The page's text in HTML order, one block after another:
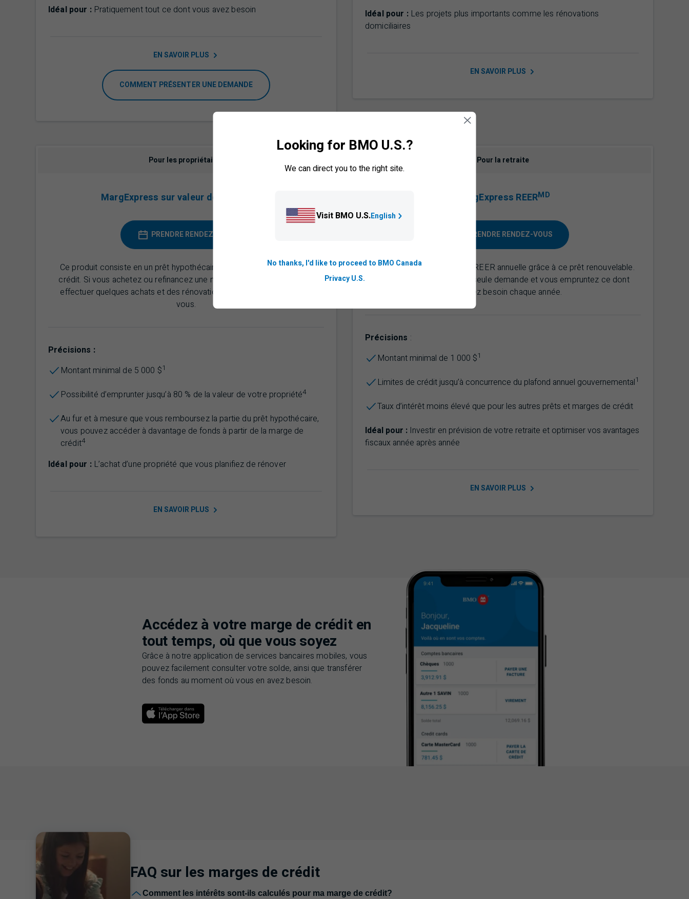
Idéal pour : Pratiquement tout ce dont vous avez besoin
EN SAVOIR PLUS
COMMENT PRÉSENTER UNE DEMANDE
Idéal pour :Les projets plus importants comme les rénovations
domiciliaires
EN SAVOIR PLUS
Pour les propriétaires
MargExpress sur valeur domiciliaire
PRENDRE RENDEZ-VOUS
Ce produit consiste en un prêt hypothécaire combiné à une marge de
crédit. Si vous achetez ou refinancez une maison – et que vous devez
effectuer quelques achats et des rénovations – cette marge est pour
vous.
Précisions :
Montant minimal de 5 000 $1
Possibilité d’emprunter jusqu’à 80 % de la valeur de votre propriété4
Au fur et à mesure que vous remboursez la partie du prêt hypothécaire,
vous pouvez accéder à davantage de fonds à partir de la marge de
crédit4
Idéal pour :L’achat d’une propriété que vous planifiez de rénover
EN SAVOIR PLUS
Pour la retraite
MargExpress REERMD
PRENDRE RENDEZ-VOUS
Complétez votre cotisation REER annuelle grâce à ce prêt renouvelable.
Vous ne présentez qu’une seule demande et vous empruntez ce dont
vous avez besoin chaque année.
Précisions :
Montant minimal de 1 000 $1
Limites de crédit jusqu’à concurrence du plafond annuel gouvernemental1
Taux d’intérêt moins élevé que pour les autres prêts et marges de crédit
Idéal pour : Investir en prévision de votre retraite et optimiser vos avantages
fiscaux année après année
EN SAVOIR PLUS
Accédez à votre marge de crédit en
tout temps, où que vous soyez
Grâce à notre application de services bancaires mobiles, vous
pouvez facilement consulter votre solde, ainsi que transférer
des fonds au moment où vous en avez besoin.
FAQ Foire aux questions
sur les marges de crédit
Comment les intérêts sont-ils calculés pour ma marge de crédit?
Looking for BMO U.S.?
We can direct you to the right site.
Visit BMO U.S.English
No thanks, I'd like to proceed to BMO Canada
Privacy U.S.